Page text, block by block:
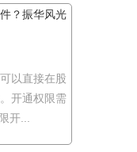
？振华风光
以直接在股
开通权限需
开...